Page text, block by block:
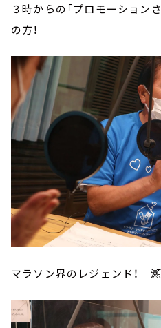
３時からの「プロモーション
の方！
マラソン界のレジェンド！ 瀬